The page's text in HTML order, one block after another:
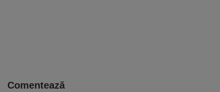
Comentează